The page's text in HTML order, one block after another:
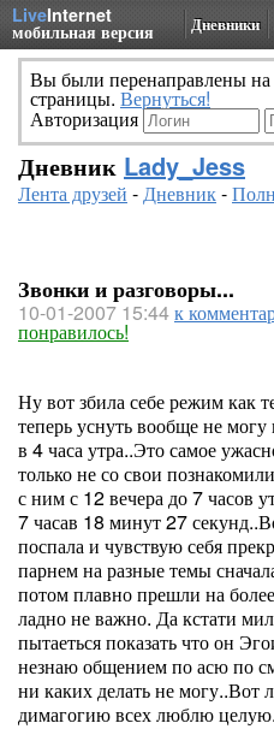
LiveInternet
мобильная версия Дневники
Вы были перенаправлены
страницы. Вернуться!
Авторизация
Дневник Lady_Jess
Лента друзей -Дневник-
Звонки и разговоры...
10-01-2007 15:44к
понравилось!
Ну вот збила себе режим как
теперь уснуть вообще не
в 4 часа утра..Это самое
только не со свои
с ним с 12 вечера до 7 часов
7 часав 18 минут 27
поспала и чувствую себя
парнем на разные темы
потом плавно прешли на
ладно не важно. Да кстати
пытаеться показать что он
незнаю общением по асю по
ни каких делать не могу..Вот
димагогию всех люблю